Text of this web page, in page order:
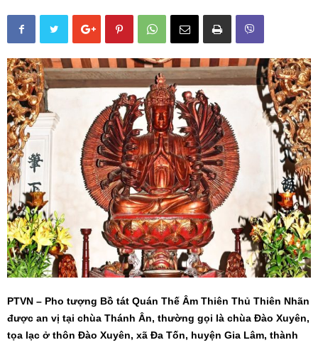
PTVN – Pho tượng Bồ tát Quán Thế Âm Thiên Thủ Thiên Nhãn
được an vị tại chùa Thánh Ân, thường gọi là chùa Đào Xuyên,
tọa lạc ở thôn Đào Xuyên, xã Đa Tốn, huyện Gia Lâm, thành